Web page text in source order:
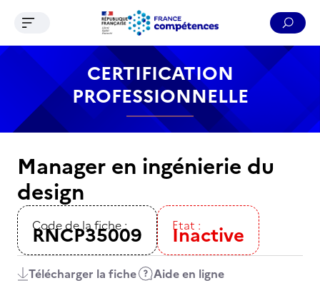
Contenu Recherche Menu Pied de page
Ouvrir le menu de navigation
CERTIFICATION
PROFESSIONNELLE
Manager en ingénierie du
design
Code de la fiche :
RNCP35009 Etat :
Inactive
Télécharger la fiche Aide en ligne